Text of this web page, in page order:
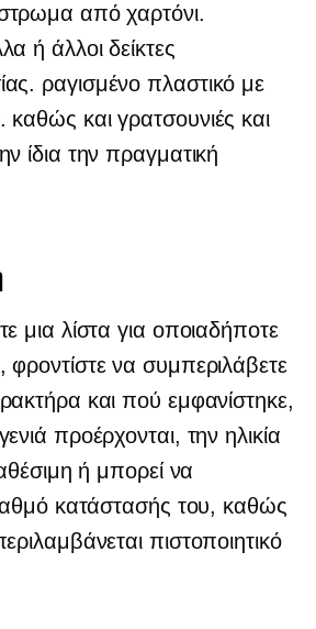
από χαρτόνι.
ή άλλοι δείκτες
ραγισμένο πλαστικό με
και γρατσουνιές και
ίδια την πραγματική
μια λίστα για οποιαδήποτε
να συμπεριλάβετε
και πού εμφανίστηκε,
προέρχονται, την ηλικία
ή μπορεί να
κατάστασής του, καθώς
πιστοποιητικό